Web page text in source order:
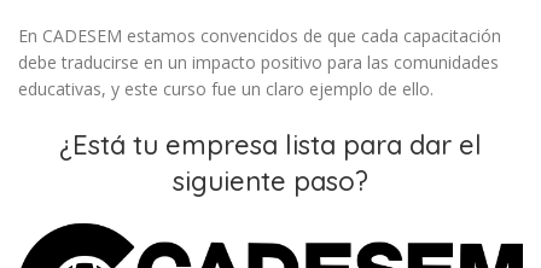
En CADESEM estamos convencidos de que cada capacitación
debe traducirse en un impacto positivo para las comunidades
educativas, y este curso fue un claro ejemplo de ello.
¿Está tu empresa lista para dar el
siguiente paso?